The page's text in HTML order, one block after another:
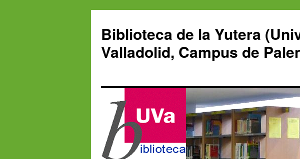
contenido
Biblioteca de la Yutera
Valladolid, Campus de